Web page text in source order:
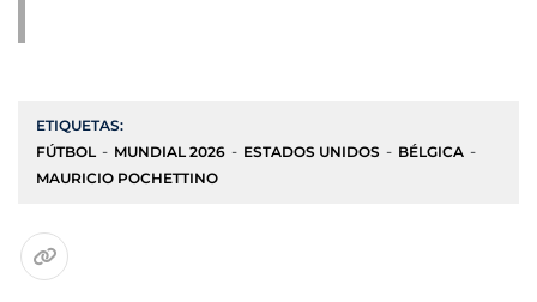
ETIQUETAS:
FÚTBOL
MUNDIAL 2026 ESTADOS UNIDOS
BÉLGICA
MAURICIO POCHETTINO